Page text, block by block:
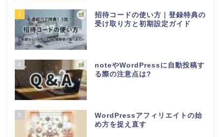
3
招待コードの使い方｜登録特典の
受け取り方と初期設定ガイド
4
noteやWordPressに自動投稿す
る際の注意点は?
5
WordPressアフィリエイトの始
め方を捉え直す